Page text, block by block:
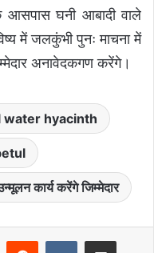
आसपास घनी आबादी वाले
में जलकुंभी पुनः माचना में
अनावेदकगण करेंगे।
water hyacinth
कार्य करेंगे जिम्मेदार